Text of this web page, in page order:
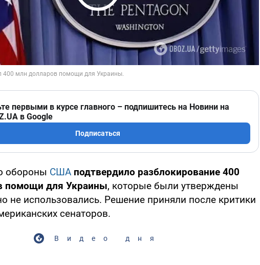
Play Video
первыми в курсе главного – подпишитесь на Новини на
в Google
Подписаться
обороны США подтвердило разблокирование 400
помощи для Украины, которые были утверждены
не использовались. Решение приняли после критики
сенаторов.
Видео дня